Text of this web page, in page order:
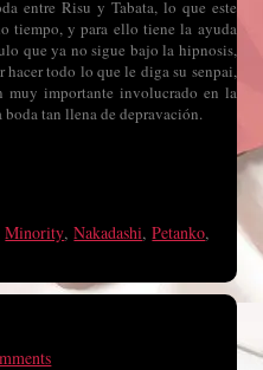
entre Risu y Tabata, lo que este
tiempo, y para ello tiene la ayuda
que ya no sigue bajo la hipnosis,
todo lo que le diga su senpai,
muy importante involucrado en la
boda tan llena de depravación.
Minority,Nakadashi,Petanko,